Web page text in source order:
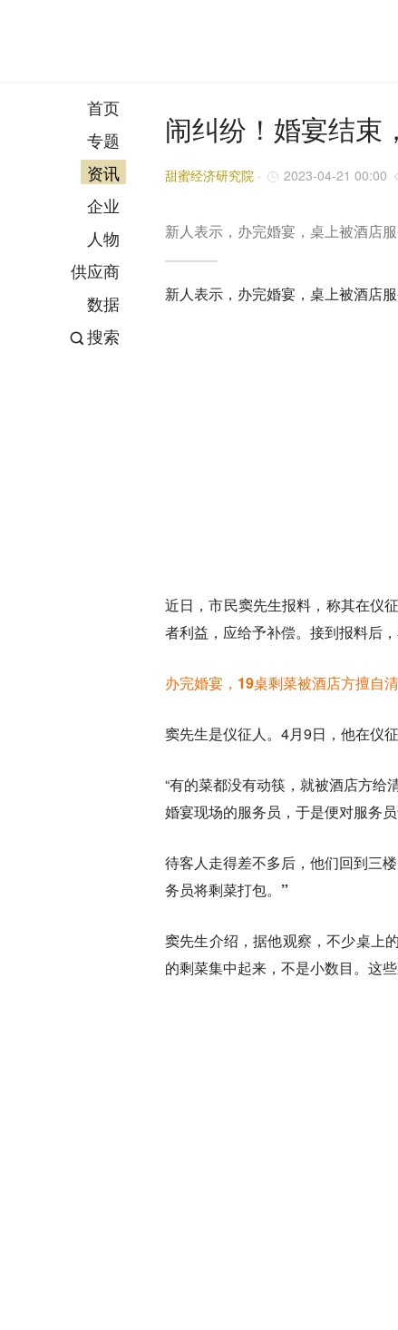
首页
专题
资讯
企业
人物
供应商
数据
搜索
闹纠纷！婚宴结
甜蜜经济研究院 · 2023-04-21 00:00
新人表示，办完婚宴，桌上被酒店
新人表示，办完婚宴，桌上被酒店
近日，市民窦先生报料，称其在仪
者利益，应给予补偿。接到报料后
办完婚宴，19桌剩菜被酒店方擅自
窦先生是仪征人。4月9日，他在仪
“有的菜都没有动筷，就被酒店方给
婚宴现场的服务员，于是便对服务
待客人走得差不多后，他们回到三楼
务员将剩菜打包。”
窦先生介绍，据他观察，不少桌上
的剩菜集中起来，不是小数目。这